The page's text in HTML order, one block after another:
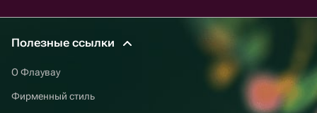
Полезные ссылки
О Флаувау
Фирменный стиль